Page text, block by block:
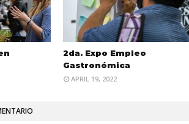
2da. Expo Empleo
Gastronómica
APRIL 19, 2022